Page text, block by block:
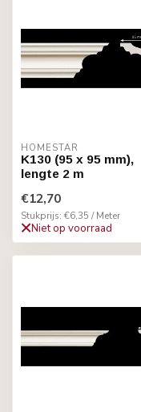
HOMESTAR
K130 (95 x 95 mm),
lengte 2 m
€12,70
Stukprijs: €6,35 / Meter
Niet op voorraad